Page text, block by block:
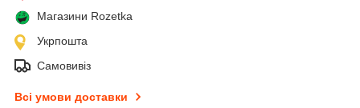
Магазини Rozetka
Укрпошта
Самовивіз
Всі умови доставки